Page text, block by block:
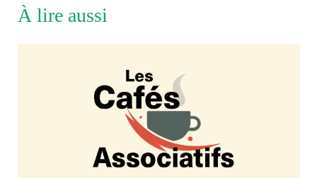
À lire aussi